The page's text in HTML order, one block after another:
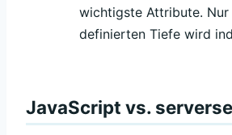
wichtigste Attribute. Nur
definierten Tiefe wird
JavaScript vs.